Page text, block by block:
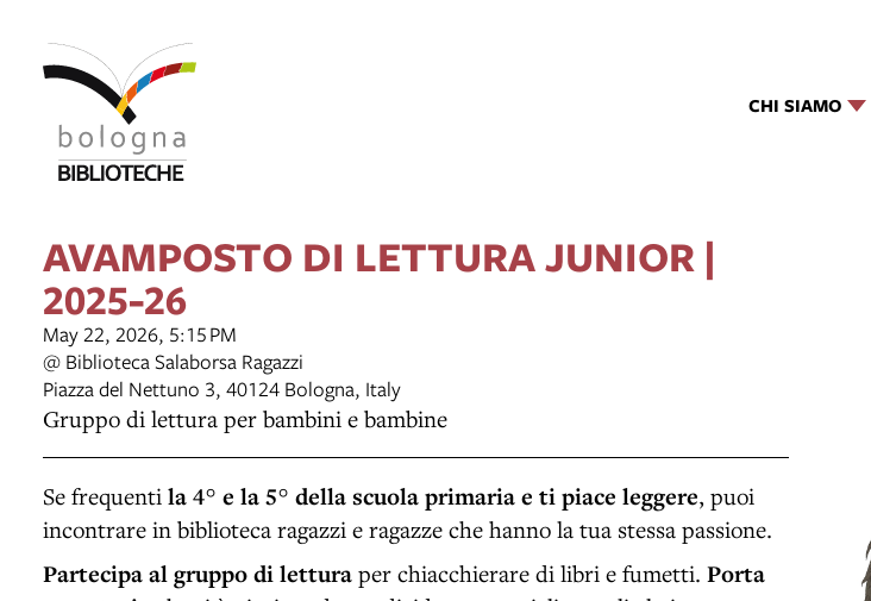
CHI SIAMO
AVAMPOSTO DI LETTURA JUNIOR |
2025-26
May 22, 2026, 5:15 PM
@ Biblioteca Salaborsa Ragazzi
Piazza del Nettuno 3, 40124 Bologna, Italy
Gruppo di lettura per bambini e bambine
Se frequenti la 4° e la 5° della scuola primaria e ti piace leggere, puoi
incontrare in biblioteca ragazzi e ragazze che hanno la tua stessa passione.
Partecipa al gruppo di lettura per chiacchierare di libri e fumetti. Porta